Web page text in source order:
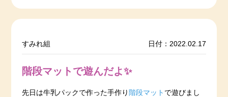
すみれ組 日付：2022.02.17
階段マットで遊んだよ✨
先日は牛乳パックで作った手作り 階段マット で遊びまし